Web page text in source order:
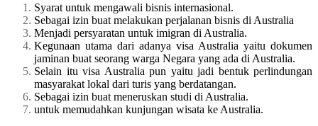
Syarat untuk mengawali bisnis internasional.
Sebagai izin buat melakukan perjalanan bisnis di Australia
Menjadi persyaratan untuk imigran di Australia.
Kegunaan utama dari adanya visa Australia yaitu dokumen
jaminan buat seorang warga Negara yang ada di Australia.
Selain itu visa Australia pun yaitu jadi bentuk perlindungan
masyarakat lokal dari turis yang berdatangan.
Sebagai izin buat meneruskan studi di Australia.
untuk memudahkan kunjungan wisata ke Australia.